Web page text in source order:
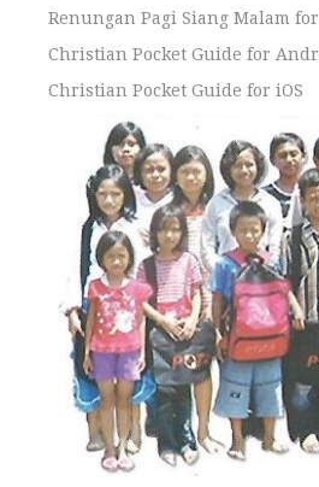
Renungan Pagi Siang Malam
Christian Pocket Guide for
Christian Pocket Guide for iOS